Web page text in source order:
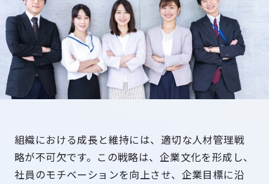
組織における成長と維持には、適切な人材管理戦
略が不可欠です。この戦略は、企業文化を形成し、
社員のモチベーションを向上させ、企業目標に沿